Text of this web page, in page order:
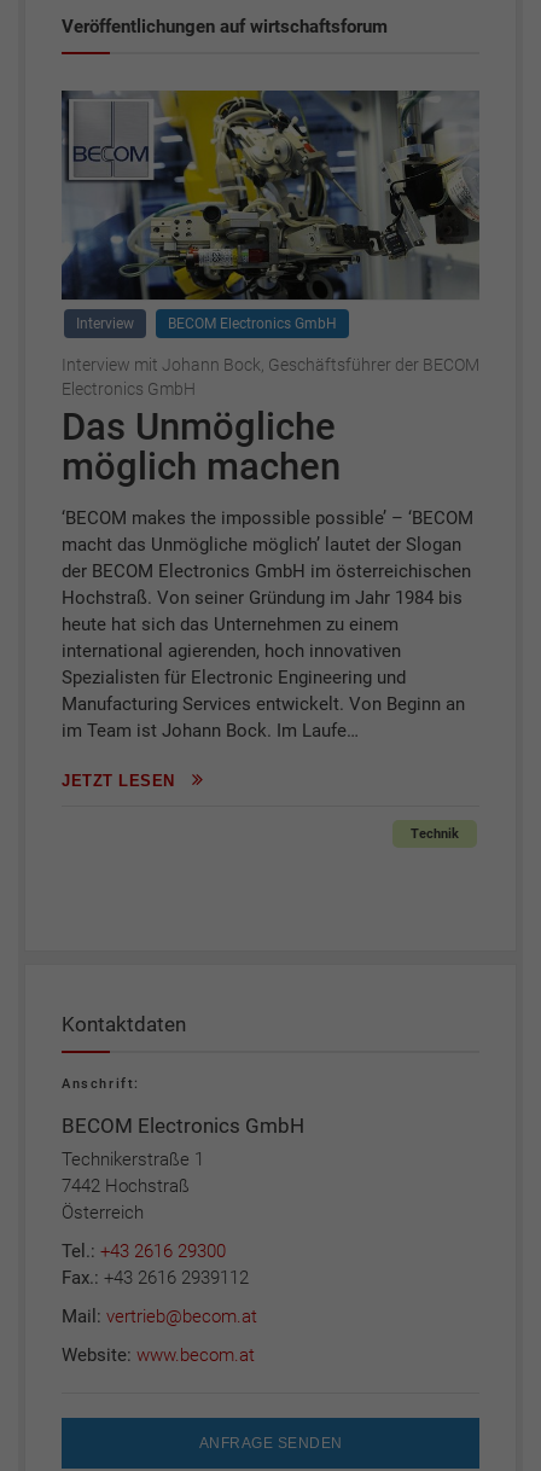
Veröffentlichungen auf wirtschaftsforum
Interview BECOM Electronics GmbH
Interview mit Johann Bock, Geschäftsführer der BECOM
Electronics GmbH
Das Unmögliche
möglich machen
‘BECOM makes the impossible possible’ – ‘BECOM
macht das Unmögliche möglich’ lautet der Slogan
der BECOM Electronics GmbH im österreichischen
Hochstraß. Von seiner Gründung im Jahr 1984 bis
heute hat sich das Unternehmen zu einem
international agierenden, hoch innovativen
Spezialisten für Electronic Engineering und
Manufacturing Services entwickelt. Von Beginn an
im Team ist Johann Bock. Im Laufe…
JETZT LESEN
Technik
Kontaktdaten
Anschrift:
BECOM Electronics GmbH
Technikerstraße 1
7442 Hochstraß
Österreich
Tel.: +43 2616 29300
Fax.: +43 2616 2939112
Mail: vertrieb@becom.at
Website: www.becom.at
ANFRAGE SENDEN